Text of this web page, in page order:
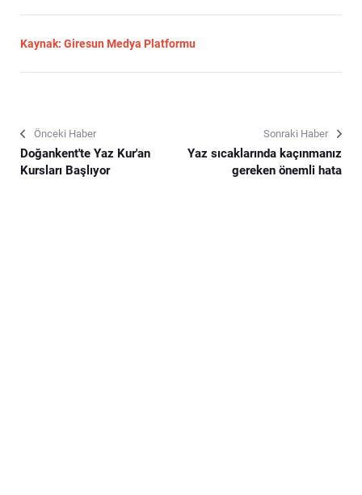
Kaynak: Giresun Medya Platformu
Önceki Haber
Doğankent'te Yaz Kur'an
Kursları Başlıyor
Sonraki Haber
Yaz sıcaklarında kaçınmanız
gereken önemli hata